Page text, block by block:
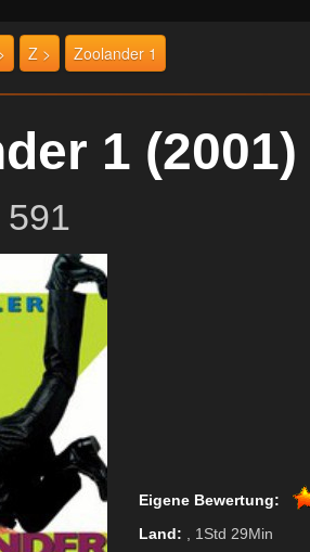
Z > Zoolander 1
1
591
Eigene Bewertung:
Land: , 1Std 29Min